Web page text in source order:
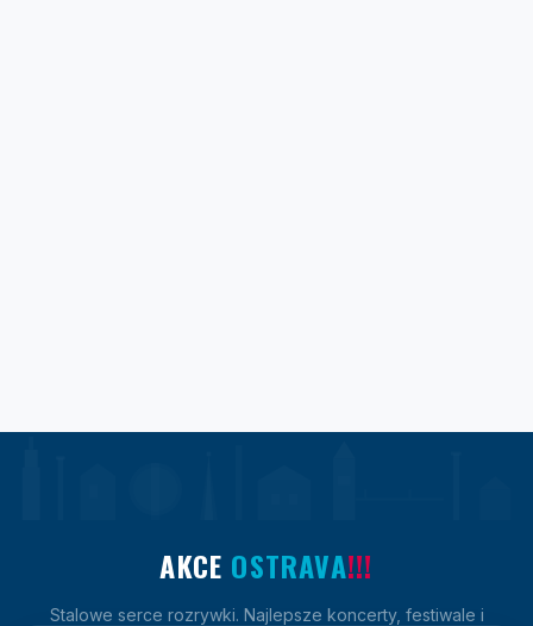
AKCE OSTRAVA!!!
Stalowe serce rozrywki. Najlepsze koncerty, festiwale i